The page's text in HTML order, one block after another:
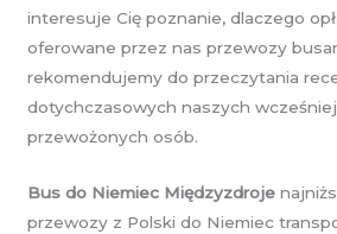
interesuje Cię poznanie, dlaczego
oferowane przez nas przewozy
rekomendujemy do przeczytania
dotychczasowych naszych
przewożonych osób.
Bus do Niemiec Międzyzdroje
przewozy z Polski do Niemiec